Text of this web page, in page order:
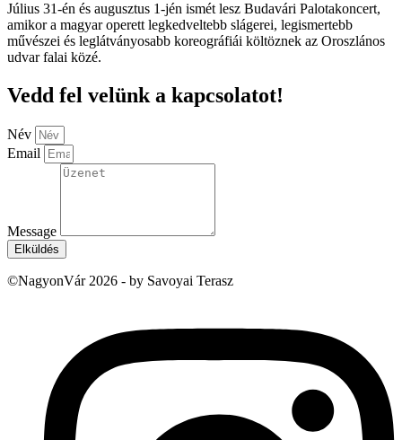
Július 31-én és augusztus 1-jén ismét lesz Budavári Palotakoncert,
amikor a magyar operett legkedveltebb slágerei, legismertebb
művészei és leglátványosabb koreográfiái költöznek az Oroszlános
udvar falai közé.
Vedd fel velünk a kapcsolatot!
Név
Email
Message
Elküldés
©NagyonVár 2026 - by Savoyai Terasz